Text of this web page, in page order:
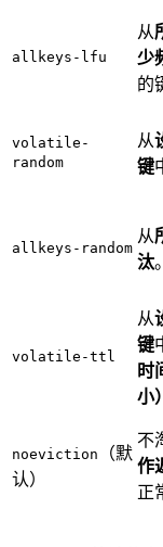
allkeys-lfu
从
少
的
volatile-
random
从
键
allkeys-random
从
汰。
volatile-ttl
从
键
时
小）
noeviction
（默
认）
不
作
正